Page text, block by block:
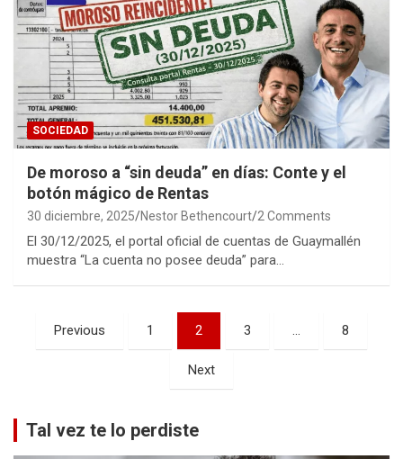
SOCIEDAD
De moroso a “sin deuda” en días: Conte y el
botón mágico de Rentas
30 diciembre, 2025 Nestor Bethencourt 2 Comments
El 30/12/2025, el portal oficial de cuentas de Guaymallén
muestra “La cuenta no posee deuda” para…
Paginación
de
Previous 1 2 3 … 8
Next
Tal vez te lo perdiste